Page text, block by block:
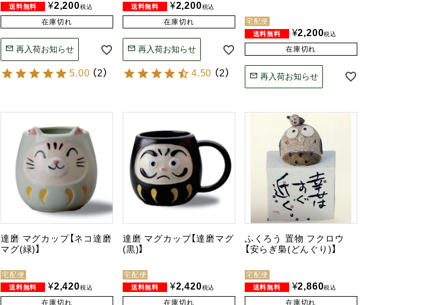
¥2,200税込
在庫切れ
再入荷お知らせ
5.00 （2）
¥2,200税込
在庫切れ
再入荷お知らせ
4.50 （2）
宅配便
¥2,200税込
在庫切れ
再入荷お知らせ
達磨 マグカップ【ネコ達磨
マグ(緑)】
宅配便
¥2,420税込
在庫切れ
達磨 マグカップ【達磨マグ
(黒)】
宅配便
¥2,420税込
在庫切れ
ふくろう 置物 フクロウ
【安らぎ梟(どんぐり)】
宅配便
¥2,860税込
在庫切れ